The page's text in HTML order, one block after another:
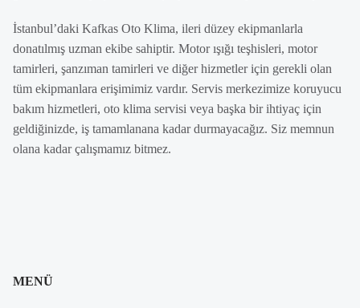
İstanbul’daki Kafkas Oto Klima, ileri düzey ekipmanlarla
donatılmış uzman ekibe sahiptir. Motor ışığı teşhisleri, motor
tamirleri, şanzıman tamirleri ve diğer hizmetler için gerekli olan
tüm ekipmanlara erişimimiz vardır. Servis merkezimize koruyucu
bakım hizmetleri, oto klima servisi veya başka bir ihtiyaç için
geldiğinizde, iş tamamlanana kadar durmayacağız. Siz memnun
olana kadar çalışmamız bitmez.
MENÜ